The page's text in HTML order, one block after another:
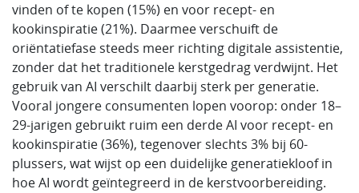
vinden of te kopen (15%) en voor recept- en
kookinspiratie (21%). Daarmee verschuift de
oriëntatiefase steeds meer richting digitale assistentie,
zonder dat het traditionele kerstgedrag verdwijnt. Het
gebruik van AI verschilt daarbij sterk per generatie.
Vooral jongere consumenten lopen voorop: onder 18–
29-jarigen gebruikt ruim een derde AI voor recept- en
kookinspiratie (36%), tegenover slechts 3% bij 60-
plussers, wat wijst op een duidelijke generatiekloof in
hoe AI wordt geïntegreerd in de kerstvoorbereiding.